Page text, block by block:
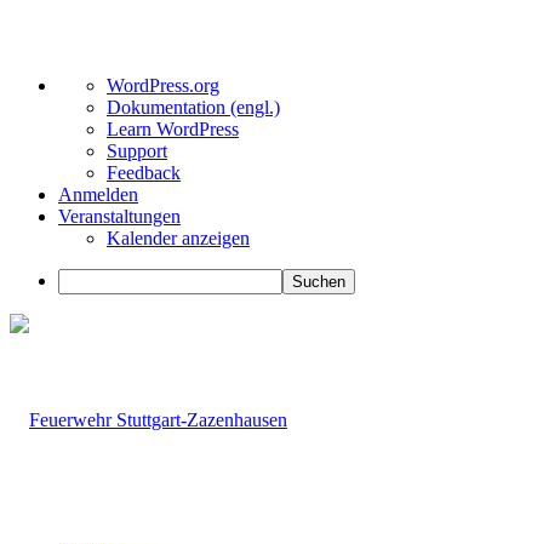
Über
WordPress
WordPress.org
Dokumentation (engl.)
Learn WordPress
Support
Feedback
Anmelden
Veranstaltungen
Kalender anzeigen
Suchen